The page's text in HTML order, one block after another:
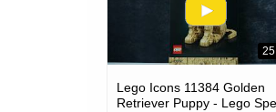
Lego Icons 11384 Golden
Retriever Puppy - Lego